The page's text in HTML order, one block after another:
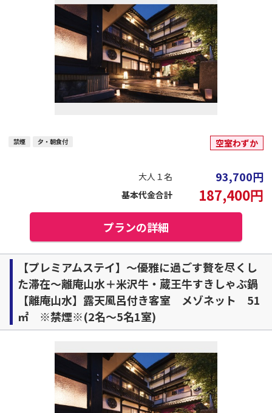
禁煙 夕・朝食付 空室わずか
大人１名 93,700円
基本代金合計 187,400円
プランの詳細
【プレミアムステイ】～優雅に過ごす贅を尽くし
た滞在～離庵山水＋米沢牛・蔵王牛すきしゃぶ鍋
【離庵山水】露天風呂付き客室 メゾネット 51
㎡ ※禁煙※(2名～5名1室)